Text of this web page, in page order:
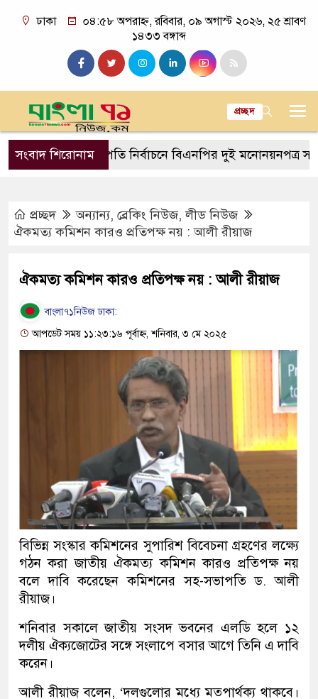
ঢাকা
০৪:৫৮ অপরাহ্ন, রবিবার, ০৯ অগাস্ট ২০২৬, ২৫ শ্রাবণ
১৪৩৩ বঙ্গাব্দ
প্রচ্ছদ
সংবাদ শিরোনাম
রাষ্ট্রপতি নির্বাচনে বিএনপির দুই মনোনয়নপত্র সংগ্রহ
প্রচ্ছদ অন্যান্য, ব্রেকিং নিউজ,লীড নিউজ
ঐকমত্য কমিশন কারও প্রতিপক্ষ নয় : আলী রীয়াজ
ঐকমত্য কমিশন কারও প্রতিপক্ষ নয় : আলী রীয়াজ
বাংলা৭১নিউজ ঢাকা:
আপডেট সময় ১১:২৩:১৬ পূর্বাহ্ন, শনিবার, ৩ মে ২০২৫
বিভিন্ন সংস্কার কমিশনের সুপারিশ বিবেচনা গ্রহণের লক্ষ্যে
গঠন করা জাতীয় ঐকমত্য কমিশন কারও প্রতিপক্ষ নয়
বলে দাবি করেছেন কমিশনের সহ-সভাপতি ড. আলী
রীয়াজ।
শনিবার সকালে জাতীয় সংসদ ভবনের এলডি হলে ১২
দলীয় ঐক্যজোটের সঙ্গে সংলাপে বসার আগে তিনি এ দাবি
করেন।
আলী রীয়াজ বলেন, ‘দলগুলোর মধ্যে মতপার্থক্য থাকবে।